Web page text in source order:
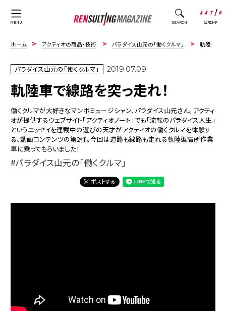
MENU SEARCH 公式HP
ホーム アクティオの商品・技術 パラダイス山元の「働くクルマ」 軌陸車で線路を突っ走れ！
パラダイス山元の「働くクルマ」 2019.07.09
軌陸車で線路を突っ走れ！
働くクルマが大好きなマンボミュージシャン、パラダイス山元さん。アクティ
オが提供するウェブサイト「アクティオノート」でも「流転のパラダイス人生」
というエッセイを連載中の遊びの天才がアクティオの働くクルマを体験す
る、動画コンテンツの第2弾。今回は道路も線路も走れる軌陸型高所作業
車に乗ってもらいました！
パラダイス山元の「働くクルマ」
ポストする